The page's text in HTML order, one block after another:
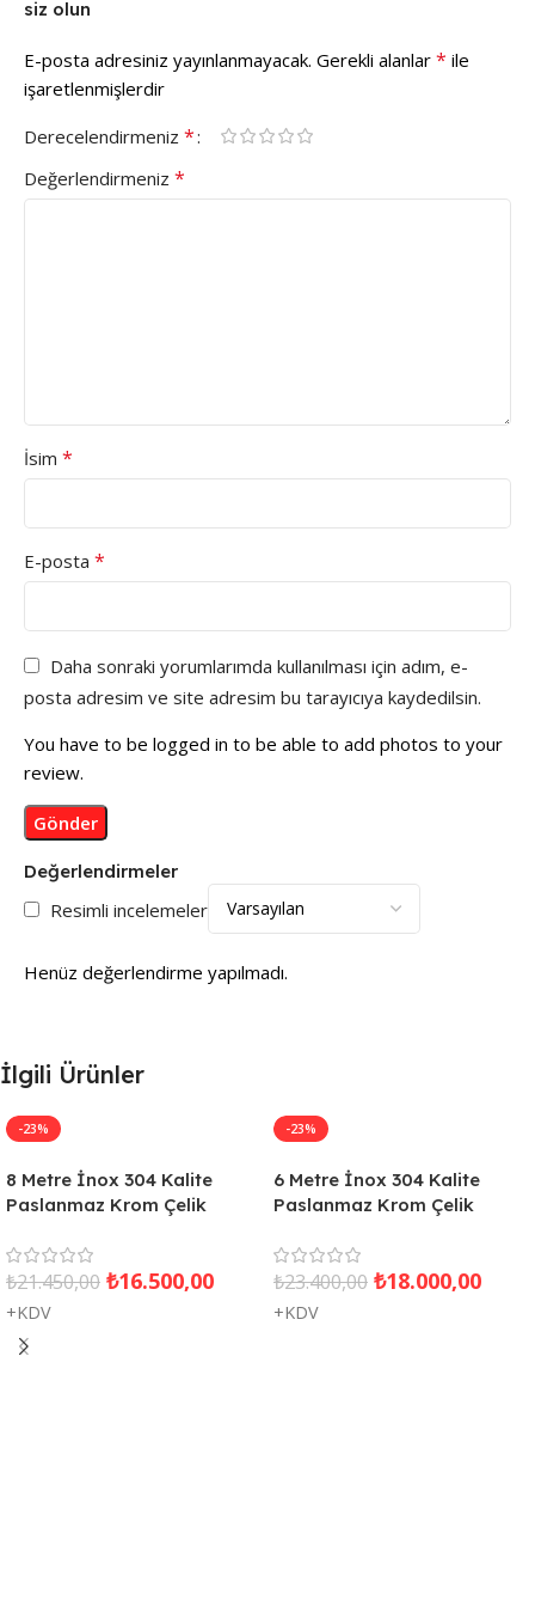
Değerlendirmeler
Resimli incelemeler
Henüz değerlendirme yapılmadı.
siz olun
E-posta adresiniz yayınlanmayacak. Gerekli alanlar * ile
işaretlenmişlerdir
Derecelendirmeniz *
Değerlendirmeniz *
İsim *
E-posta *
Daha sonraki yorumlarımda kullanılması için adım, e-
posta adresim ve site adresim bu tarayıcıya kaydedilsin.
You have to be logged in to be able to add photos to your
review.
İlgili Ürünler
-23%
8 Metre İnox 304 Kalite
Paslanmaz Krom Çelik
₺21.450,00 ₺16.500,00
+KDV
Sepete Ekle
-23%
6 Metre İnox 304 Kalite
Paslanmaz Krom Çelik
₺23.400,00 ₺18.000,00
+KDV